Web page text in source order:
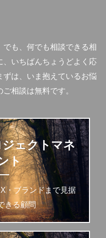
でも、何でも相談できる相
いちばんちょうどよく応
ずは、いま抱えているお悩
相談は無料です。
ェクトマネ
ト
・ブランドまで見据
きる顧問